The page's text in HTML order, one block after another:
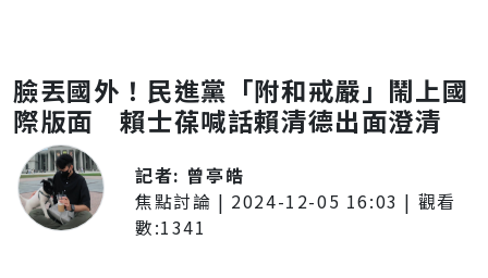
臉丟國外！民進黨「附和戒嚴」鬧上國
際版面 賴士葆喊話賴清德出面澄清
記者: 曾亭皓
焦點討論 | 2024-12-05 16:03 | 觀看
數:1341